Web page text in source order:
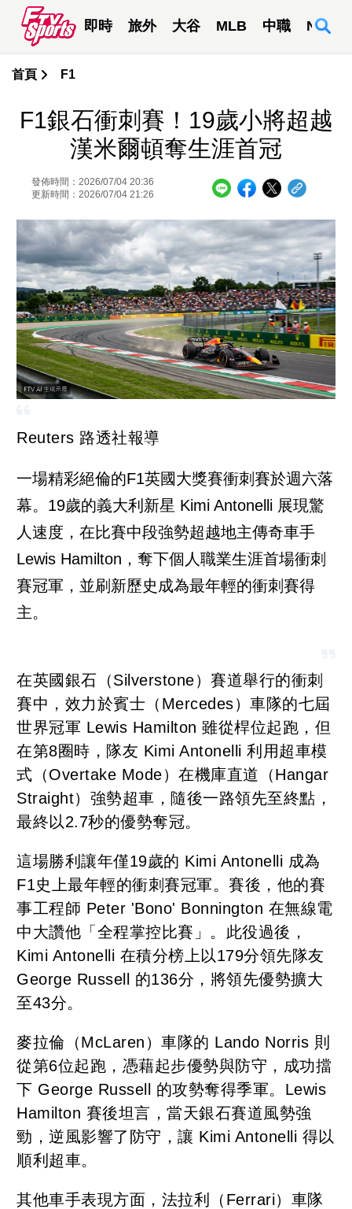
即時 旅外 大谷 MLB 中職 NBA
首頁 F1
F1銀石衝刺賽！19歲小將超越
漢米爾頓奪生涯首冠
發佈時間：2026/07/04 20:36
更新時間：2026/07/04 21:26
Reuters 路透社報導
一場精彩絕倫的F1英國大獎賽衝刺賽於週六落
幕。19歲的義大利新星 Kimi Antonelli 展現驚
人速度，在比賽中段強勢超越地主傳奇車手
Lewis Hamilton，奪下個人職業生涯首場衝刺
賽冠軍，並刷新歷史成為最年輕的衝刺賽得
主。
在英國銀石（Silverstone）賽道舉行的衝刺
賽中，效力於賓士（Mercedes）車隊的七屆
世界冠軍 Lewis Hamilton 雖從桿位起跑，但
在第8圈時，隊友 Kimi Antonelli 利用超車模
式（Overtake Mode）在機庫直道（Hangar
Straight）強勢超車，隨後一路領先至終點，
最終以2.7秒的優勢奪冠。
這場勝利讓年僅19歲的 Kimi Antonelli 成為
F1史上最年輕的衝刺賽冠軍。賽後，他的賽
事工程師 Peter 'Bono' Bonnington 在無線電
中大讚他「全程掌控比賽」。此役過後，
Kimi Antonelli 在積分榜上以179分領先隊友
George Russell 的136分，將領先優勢擴大
至43分。
麥拉倫（McLaren）車隊的 Lando Norris 則
從第6位起跑，憑藉起步優勢與防守，成功擋
下 George Russell 的攻勢奪得季軍。Lewis
Hamilton 賽後坦言，當天銀石賽道風勢強
勁，逆風影響了防守，讓 Kimi Antonelli 得以
順利超車。
其他車手表現方面，法拉利（Ferrari）車隊